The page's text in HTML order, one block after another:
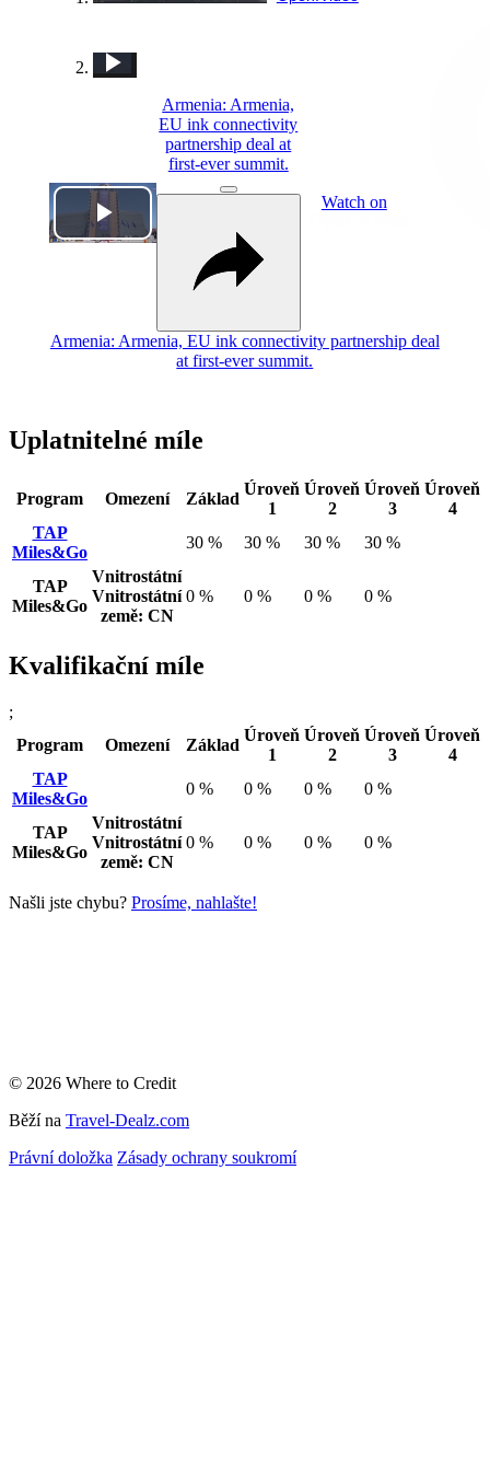
Play
Armenia: Armenia,
EU ink connectivity
partnership deal at
first-ever summit.
Watch on
Armenia: Armenia, EU ink connectivity partnership deal
at first-ever summit.
Uplatnitelné míle
Program Omezení Základ
Úroveň
1
Úroveň
2
Úroveň
3
Úroveň
4
TAP
Miles&Go
30 % 30 % 30 % 30 %
TAP
Miles&Go
Vnitrostátní
Vnitrostátní
země: CN
0 % 0 % 0 % 0 %
Kvalifikační míle
;
Program
Omezení Základ
Úroveň
1
Úroveň
2
Úroveň
3
Úroveň
4
TAP
Miles&Go
0 % 0 % 0 % 0 %
TAP
Miles&Go
Vnitrostátní
Vnitrostátní
země: CN
0 % 0 % 0 % 0 %
Našli jste chybu? Prosíme, nahlašte!
© 2026 Where to Credit
Běží na Travel-Dealz.com
Právní doložka Zásady ochrany soukromí